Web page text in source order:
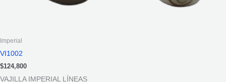
Imperial
VI1002
$124,800
VAJILLA IMPERIAL LÍNEAS